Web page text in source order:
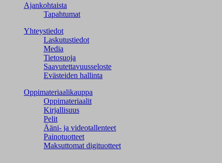
Ajankohtaista
Tapahtumat
Yhteystiedot
Laskutustiedot
Media
Tietosuoja
Saavutettavuusseloste
Evästeiden hallinta
Oppimateriaalikauppa
Oppimateriaalit
Kirjallisuus
Pelit
Ääni- ja videotallenteet
Painotuotteet
Maksuttomat digituotteet